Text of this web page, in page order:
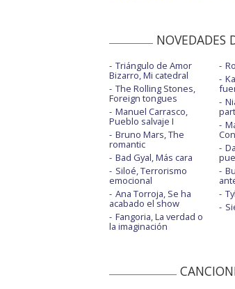
NOVEDADES
Triángulo de Amor
Bizarro, Mi catedral
The Rolling Stones,
Foreign tongues
Manuel Carrasco,
Pueblo salvaje I
Bruno Mars, The
romantic
Bad Gyal, Más cara
Siloé, Terrorismo
emocional
Ana Torroja, Se ha
acabado el show
Fangoria, La verdad o
la imaginación